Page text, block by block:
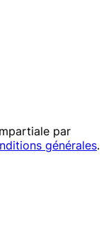
par
générales.